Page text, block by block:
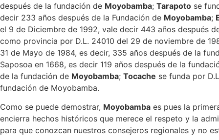
después de la fundación de Moyobamba; Tarapoto se
decir 233 años después de la Fundación de Moyobamba;
el 9 de Diciembre de 1992, vale decir 443 años después
como provincia por D.L. 24010 del 29 de noviembre de
31 de Mayo de 1984, es decir, 335 años después de la
Saposoa en 1668, es decir 119 años después de la
de la fundación de Moyobamba; Tocache se funda por
fundación de Moyobamba.
Como se puede demostrar, Moyobamba es pues la
encierra hechos históricos que merece el respeto y la
para que conozcan nuestros consejeros regionales y no